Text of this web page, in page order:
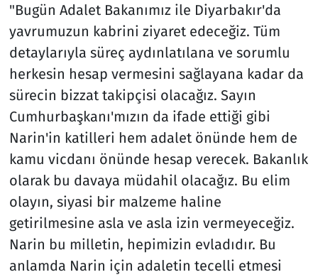
"Bugün Adalet Bakanımız ile Diyarbakır'da
yavrumuzun kabrini ziyaret edeceğiz. Tüm
detaylarıyla süreç aydınlatılana ve sorumlu
herkesin hesap vermesini sağlayana kadar da
sürecin bizzat takipçisi olacağız. Sayın
Cumhurbaşkanı'mızın da ifade ettiği gibi
Narin'in katilleri hem adalet önünde hem de
kamu vicdanı önünde hesap verecek. Bakanlık
olarak bu davaya müdahil olacağız. Bu elim
olayın, siyasi bir malzeme haline
getirilmesine asla ve asla izin vermeyeceğiz.
Narin bu milletin, hepimizin evladıdır. Bu
anlamda Narin için adaletin tecelli etmesi